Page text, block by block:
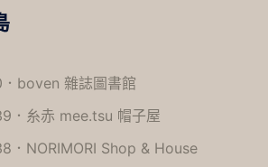
boven 雜誌圖書館
．糸赤 mee.tsu 帽子屋
．NORIMORI Shop & House